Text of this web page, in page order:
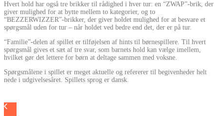
Hvert hold har også tre brikker til rådighed i hver tur: en “ZWAP”-brik, der
giver mulighed for at bytte mellem to kategorier, og to
“BEZZERWIZZER”-brikker, der giver holdet mulighed for at besvare et
spørgsmål uden for tur – når holdet ved bedre end det, der er på tur.
“Familie”-delen af ​​spillet er tilføjelsen af ​​hints til børnespillere. Til hvert
spørgsmål gives et sæt af tre svar, som barnets hold kan vælge imellem,
hvilket gør det lettere for børn at deltage sammen med voksne.
Spørgsmålene i spillet er meget aktuelle og refererer til begivenheder helt
nede i udgivelsesåret. Spillets sprog er dansk.